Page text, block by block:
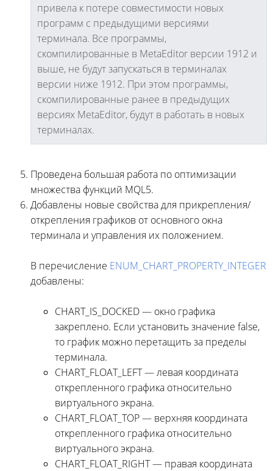
привела к потере совместимости новых
программ с предыдущими версиями
терминала. Все программы,
скомпилированные в MetaEditor версии 1912 и
выше, не будут запускаться в терминалах
версии ниже 1912. При этом программы,
скомпилированные ранее в предыдущих
версиях MetaEditor, будут в работать в новых
терминалах.
Проведена большая работа по оптимизации
множества функций MQL5.
Добавлены новые свойства для прикрепления/
открепления графиков от основного окна
терминала и управления их положением.
В перечисление ENUM_CHART_PROPERTY_INTEGER
добавлены:
CHART_IS_DOCKED — окно графика
закреплено. Если установить значение false,
то график можно перетащить за пределы
терминала.
CHART_FLOAT_LEFT — левая координата
открепленного графика относительно
виртуального экрана.
CHART_FLOAT_TOP — верхняя координата
открепленного графика относительно
виртуального экрана.
CHART_FLOAT_RIGHT — правая координата